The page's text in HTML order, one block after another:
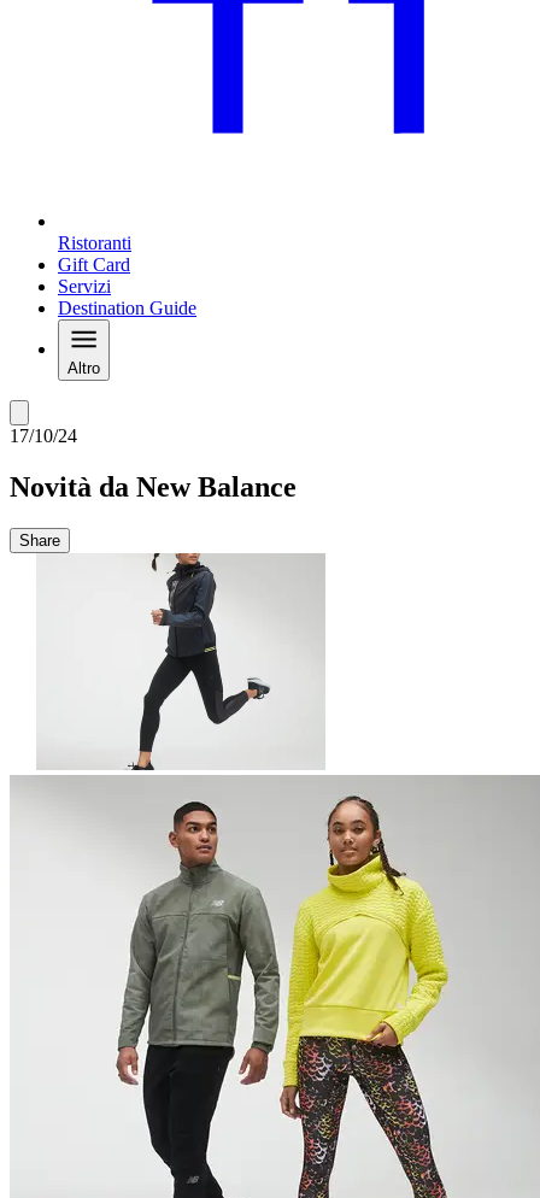
Ristoranti
Gift Card
Servizi
Destination Guide
Altro
17/10/24
Novità da New Balance
Share